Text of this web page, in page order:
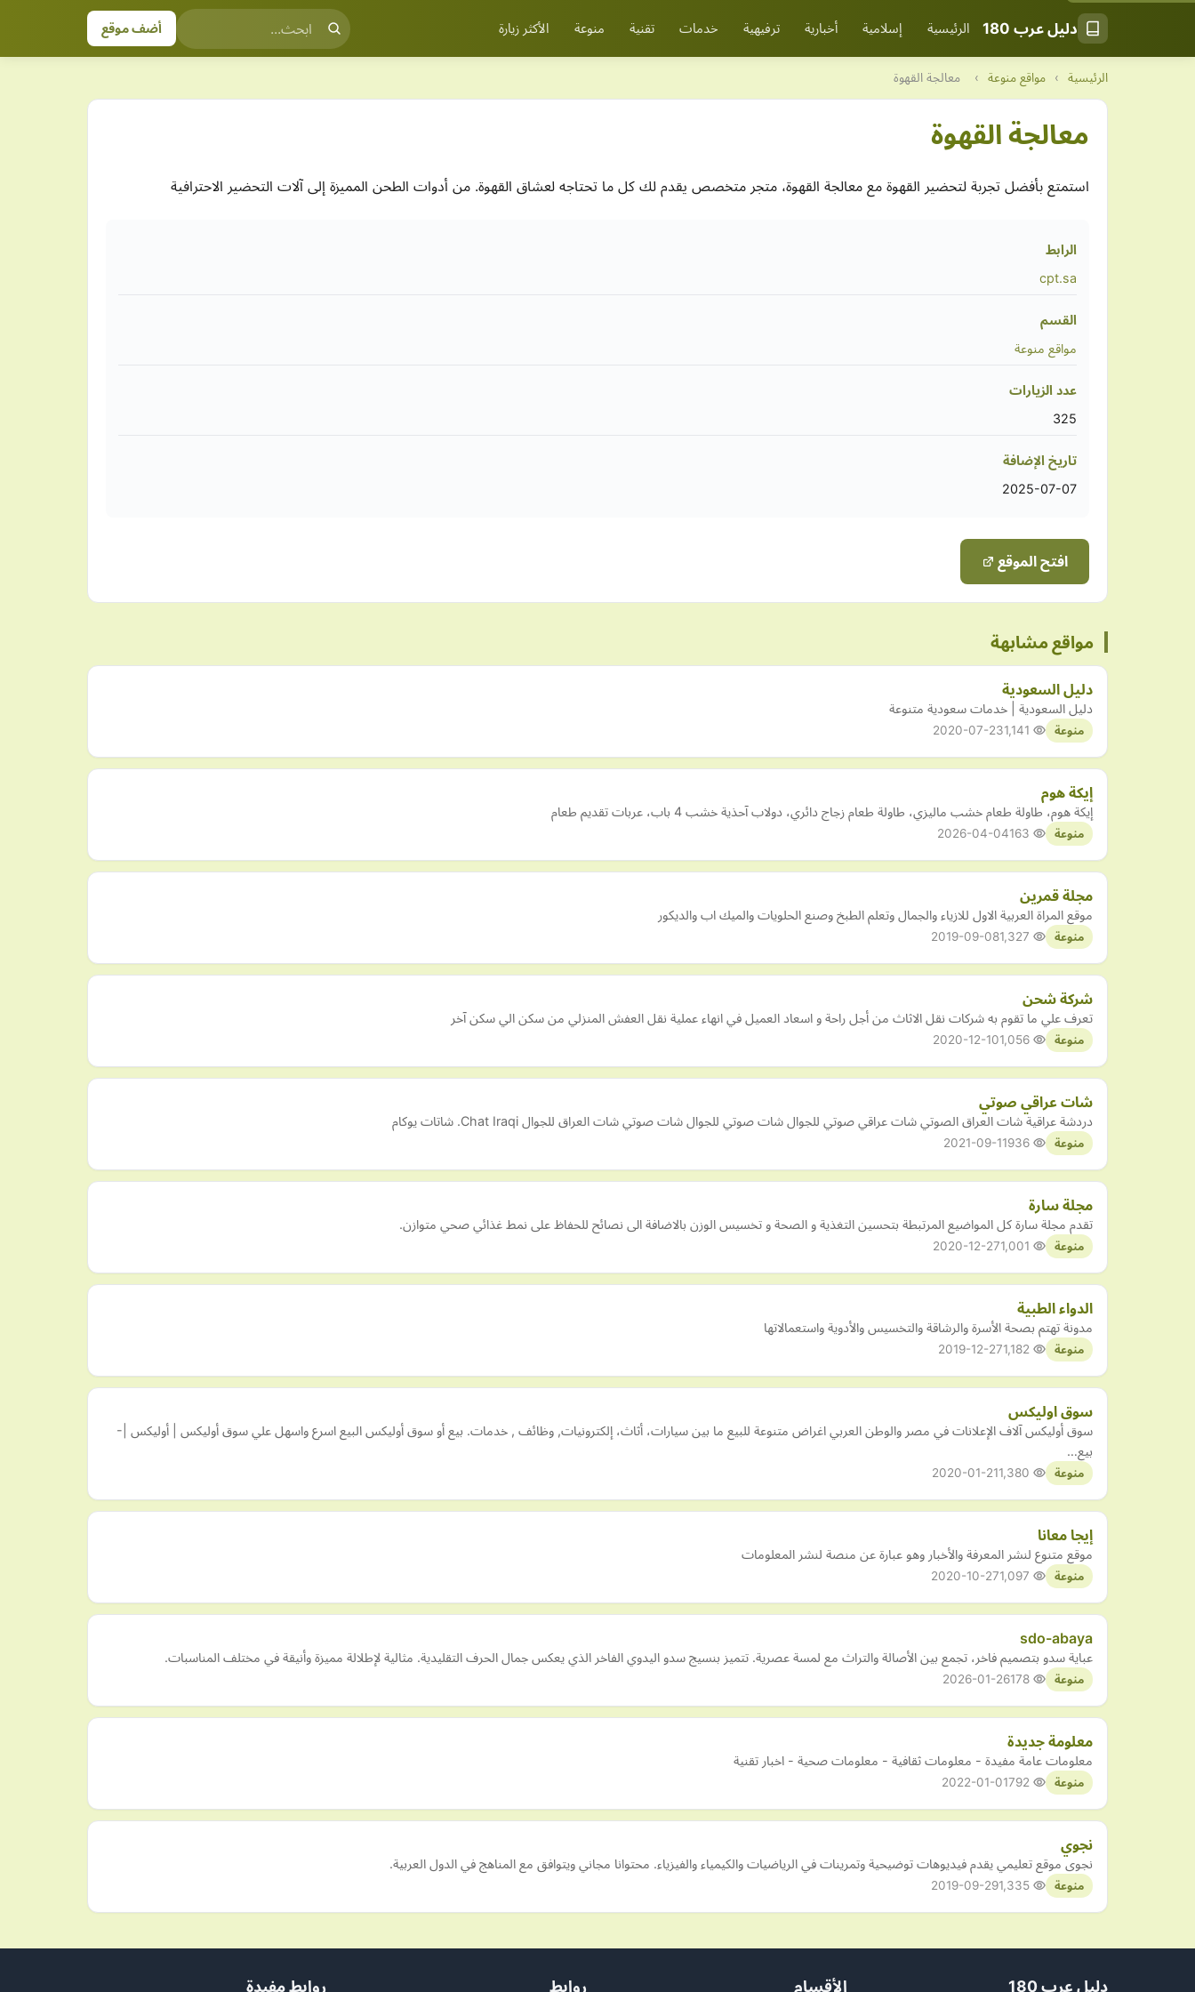
دليل عرب 180 الرئيسية إسلامية أخبارية ترفيهية خدمات تقنية منوعة الأكثر زيارة أضف موقع
الرئيسية › مواقع منوعة › معالجة القهوة
معالجة القهوة
استمتع بأفضل تجربة لتحضير القهوة مع معالجة القهوة، متجر متخصص يقدم لك كل ما تحتاجه لعشاق القهوة. من أدوات الطحن المميزة إلى آلات التحضير الاحترافية
الرابط
cpt.sa
القسم
مواقع منوعة
عدد الزيارات
325
تاريخ الإضافة
2025-07-07
افتح الموقع
مواقع مشابهة
دليل السعودية
دليل السعودية | خدمات سعودية متنوعة
منوعة 2020-07-23
إيكة هوم
إيكة هوم، طاولة طعام خشب ماليزي، طاولة طعام زجاج دائري، دولاب آحذية خشب 4 باب، عربات تقديم طعام
منوعة 2026-04-04
مجلة قمرين
موقع المراة العربية الاول للازياء والجمال وتعلم الطبخ وصنع الحلويات والميك اب والديكور
منوعة 2019-09-08
شركة شحن
تعرف علي ما تقوم به شركات نقل الاثاث من أجل راحة و اسعاد العميل في انهاء عملية نقل العفش المنزلي من سكن الي سكن آخر
منوعة 2020-12-10
شات عراقي صوتي
دردشة عراقية شات العراق الصوتي شات عراقي صوتي للجوال شات صوتي للجوال شات صوتي شات العراق للجوال Chat Iraqi. شاتات يوكام
منوعة 2021-09-11
مجلة سارة
تقدم مجلة سارة كل المواضيع المرتبطة بتحسين التغذية و الصحة و تخسيس الوزن بالاضافة الى نصائح للحفاظ على نمط غذائي صحي متوازن.
منوعة 2020-12-27
الدواء الطبية
مدونة تهتم بصحة الأسرة والرشاقة والتخسيس والأدوية واستعمالاتها
منوعة 2019-12-27
سوق اوليكس
سوق أوليكس آلاف الإعلانات في مصر والوطن العربي اغراض متنوعة للبيع ما بين سيارات، أثاث، إلكترونيات, وظائف , خدمات. بيع أو سوق أوليكس البيع اسرع واسهل علي سوق أوليكس | أوليكس |-
بيع…
منوعة 2020-01-21
إيجا معانا
موقع متنوع لنشر المعرفة والأخبار وهو عبارة عن منصة لنشر المعلومات
منوعة 2020-10-27
sdo-abaya
عباية سدو بتصميم فاخر، تجمع بين الأصالة والتراث مع لمسة عصرية. تتميز بنسيج سدو اليدوي الفاخر الذي يعكس جمال الحرف التقليدية. مثالية لإطلالة مميزة وأنيقة في مختلف المناسبات.
منوعة 2026-01-26
معلومة جديدة
معلومات عامة مفيدة - معلومات ثقافية - معلومات صحية - اخبار تقنية
منوعة 2022-01-01
نجوي
نجوى موقع تعليمي يقدم فيديوهات توضيحية وتمرينات في الرياضيات والكيمياء والفيزياء. محتوانا مجاني ويتوافق مع المناهج في الدول العربية.
منوعة 2019-09-29
دليل عرب 180 الأقسام روابط روابط مفيدة